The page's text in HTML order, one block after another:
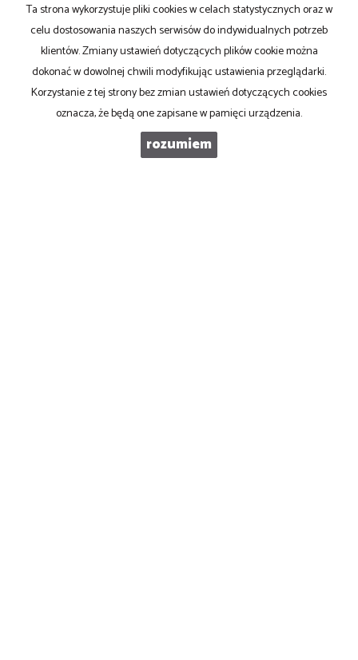
NAPISZ DO NAS
Ta strona wykorzystuje pliki cookies w celach statystycznych oraz w
celu dostosowania naszych serwisów do indywidualnych potrzeb
klientów. Zmiany ustawień dotyczących plików cookie można
dokonać w dowolnej chwili modyfikując ustawienia przeglądarki.
Korzystanie z tej strony bez zmian ustawień dotyczących cookies
oznacza, że będą one zapisane w pamięci urządzenia.
rozumiem